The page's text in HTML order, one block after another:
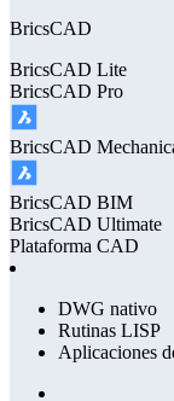
BricsCAD
BricsCAD Lite
BricsCAD Pro
BricsCAD
BricsCAD BIM
BricsCAD Ultimate
Plataforma CAD
DWG nativo
Rutinas LISP
Aplicaciones